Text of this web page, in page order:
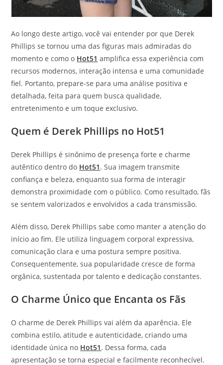
Ao longo deste artigo, você vai entender por que Derek
Phillips se tornou uma das figuras mais admiradas do
momento e como o Hot51 amplifica essa experiência com
recursos modernos, interação intensa e uma comunidade
fiel. Portanto, prepare-se para uma análise positiva e
detalhada, feita para quem busca qualidade,
entretenimento e um toque exclusivo.
Quem é Derek Phillips no Hot51
Derek Phillips é sinônimo de presença forte e charme
autêntico dentro do Hot51. Sua imagem transmite
confiança e beleza, enquanto sua forma de interagir
demonstra proximidade com o público. Como resultado, fãs
se sentem valorizados e envolvidos a cada transmissão.
Além disso, Derek Phillips sabe como manter a atenção do
início ao fim. Ele utiliza linguagem corporal expressiva,
comunicação clara e uma postura sempre positiva.
Consequentemente, sua popularidade cresce de forma
orgânica, sustentada por talento e dedicação constantes.
O Charme Único que Encanta os Fãs
O charme de Derek Phillips vai além da aparência. Ele
combina estilo, atitude e autenticidade, criando uma
identidade única no Hot51. Dessa forma, cada
apresentação se torna especial e facilmente reconhecível.